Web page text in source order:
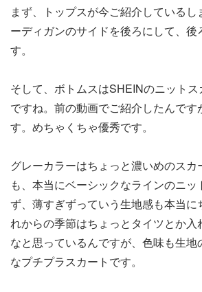
まず、トップスが今ご紹介しているし
ーディガンのサイドを後ろにして、後
す。
そして、ボトムスはSHEINのニット
ですね。前の動画でご紹介したんです
す。めちゃくちゃ優秀です。
グレーカラーはちょっと濃いめのス
も、本当にベーシックなラインのニ
ず、薄すぎずっていう生地感も本当に
れからの季節はちょっとタイツとか
なと思っているんですが、色味も生地
なプチプラスカートです。